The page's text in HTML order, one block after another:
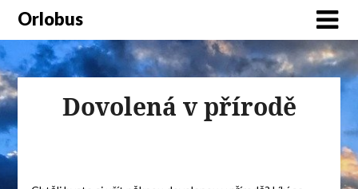
Orlobus
Dovolená v přírodě